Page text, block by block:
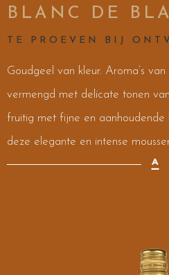
BLANC DE
TE PROEVEN BIJ
Goudgeel van kleur. Aroma’s
vermengd met delicate tonen
fruitig met fijne en aanhoudende
deze elegante en intense